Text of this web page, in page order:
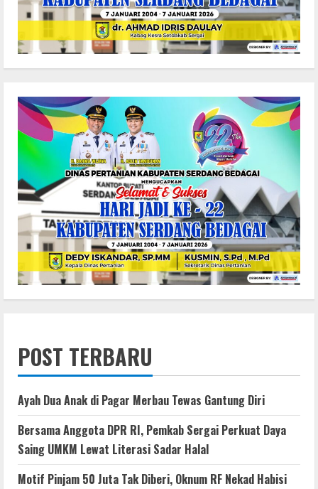
POST TERBARU
Ayah Dua Anak di Pagar Merbau Tewas Gantung Diri
Bersama Anggota DPR RI, Pemkab Sergai Perkuat Daya
Saing UMKM Lewat Literasi Sadar Halal
Motif Pinjam 50 Juta Tak Diberi, Oknum RF Nekad Habisi